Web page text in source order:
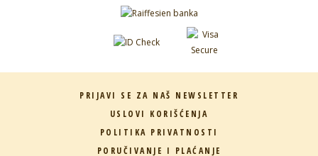
PRIJAVI SE ZA NAŠ NEWSLETTER
USLOVI KORIŠĆENJA
POLITIKA PRIVATNOSTI
PORUČIVANJE I PLAĆANJE